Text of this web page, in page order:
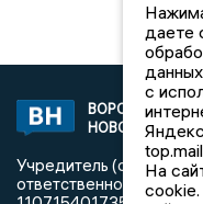
ВОРОНЕЖСКИЕ
НОВОСТИ
Учредитель
ответственностью
даете
данных
с
На